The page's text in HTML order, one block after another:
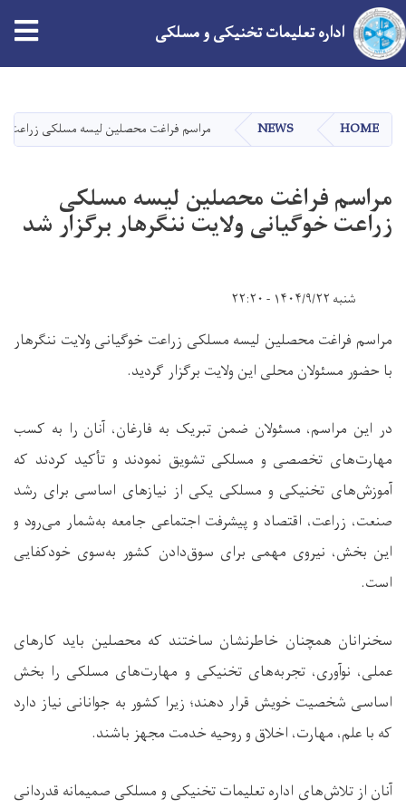
main
content
اداره تعلیمات تخنیکی و مسلکی
HOME
NEWS مراسم فراغت محصلین لیسه مسلکی زراعت
مراسم فراغت محصلین لیسه مسلکی
زراعت خوگیانی ولایت ننگرهار برگزار شد
شنبه ۱۴۰۴/۹/۲۲ - ۲۲:۲۰
مراسم فراغت محصلین لیسه مسلکی زراعت خوگیانی ولایت ننگرهار
با حضور مسئولان محلی این ولایت برگزار گردید.
در این مراسم، مسئولان ضمن تبریک به فارغان، آنان را به کسب
مهارت‌های تخصصی و مسلکی تشویق نمودند و تأکید کردند که
آموزش‌های تخنیکی و مسلکی یکی از نیازهای اساسی برای رشد
صنعت، زراعت، اقتصاد و پیشرفت اجتماعی جامعه به‌شمار می‌رود و
این بخش، نیروی مهمی برای سوق‌دادن کشور به‌سوی خودکفایی
است.
سخنرانان همچنان خاطرنشان ساختند که محصلین باید کارهای
عملی، نوآوری، تجربه‌های تخنیکی و مهارت‌های مسلکی را بخش
اساسی شخصیت خویش قرار دهند؛ زیرا کشور به جوانانی نیاز دارد
که با علم، مهارت، اخلاق و روحیه خدمت مجهز باشند.
آنان از تلاش‌های اداره تعلیمات تخنیکی و مسلکی صمیمانه قدردانی